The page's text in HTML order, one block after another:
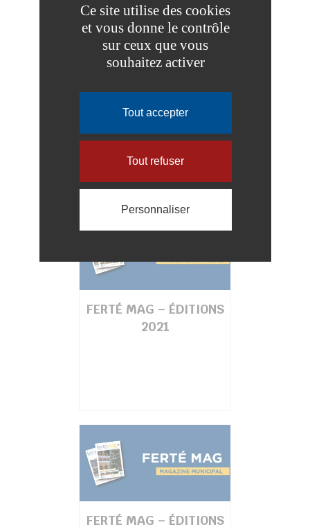
2020
FERTÉ MAG – ÉDITIONS
2021
FERTÉ MAG – ÉDITIONS
Ce site utilise des cookies
et vous donne le contrôle
sur ceux que vous
souhaitez activer
Tout accepter
Tout refuser
Personnaliser